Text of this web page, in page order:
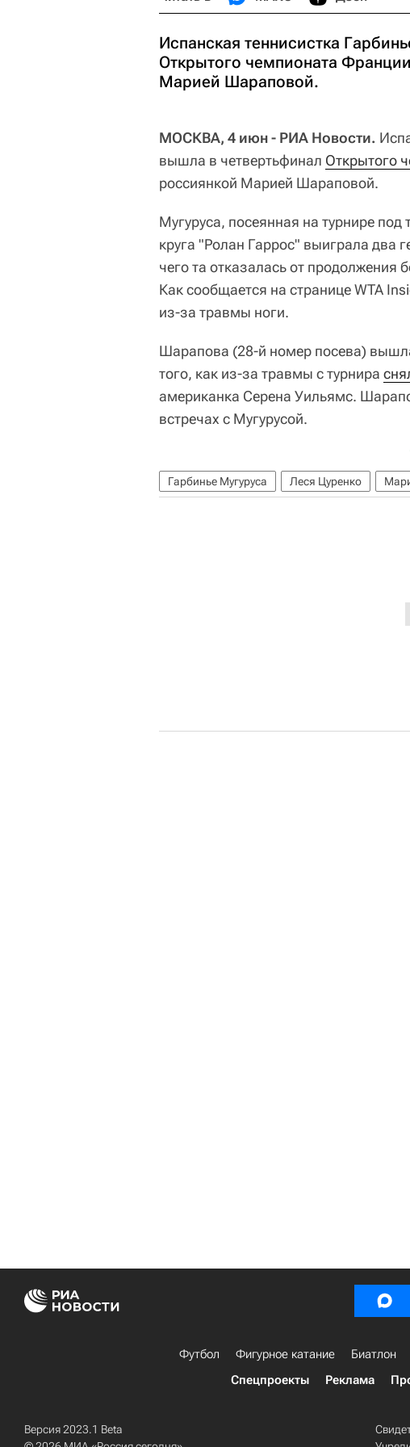
Испанская теннисистка
Открытого чемпионата
Марией Шараповой.
МОСКВА, 4 июн - РИА Новости.
вышла в четвертьфинал Открытого
россиянкой Марией Шараповой.
Мугуруса, посеянная на турнире
круга "Ролан Гаррос" выиграла два
чего та отказалась от
Как сообщается на странице WTA
из-за травмы ноги.
Шарапова (28-й номер посева)
того, как из-за травмы с турнира
американка Серена Уильямс.
встречах с Мугурусой.
Гарбинье Мугуруса Леся Цуренко
Футбол Фигурное катание Биатлон
Спецпроекты
Реклама
Версия 2023.1 Beta